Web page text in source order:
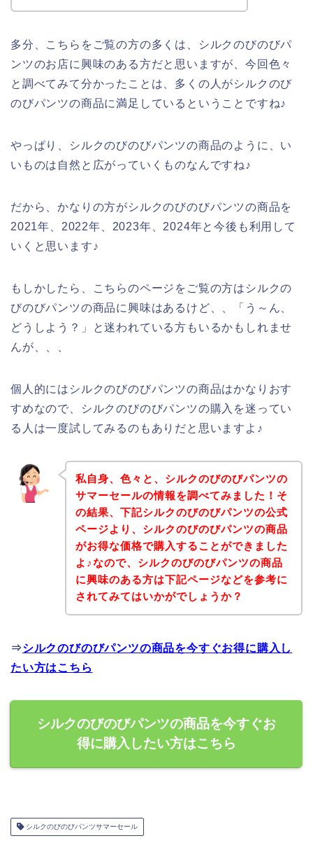
多分、こちらをご覧の方の多くは、シルクのびのびパ
ンツのお店に興味のある方だと思いますが、今回色々
と調べてみて分かったことは、多くの人がシルクのび
のびパンツの商品に満足しているということですね♪
やっぱり、シルクのびのびパンツの商品のように、い
いものは自然と広がっていくものなんですね♪
だから、かなりの方がシルクのびのびパンツの商品を
2021年、2022年、2023年、2024年と今後も利用して
いくと思います♪
もしかしたら、こちらのページをご覧の方はシルクの
びのびパンツの商品に興味はあるけど、、「う～ん、
どうしよう？」と迷われている方もいるかもしれませ
んが、、、
個人的にはシルクのびのびパンツの商品はかなりおす
すめなので、シルクのびのびパンツの購入を迷ってい
る人は一度試してみるのもありだと思いますよ♪
私自身、色々と、シルクのびのびパンツの
サマーセールの情報を調べてみました！そ
の結果、下記シルクのびのびパンツの公式
ページより、シルクのびのびパンツの商品
がお得な価格で購入することができました
よ♪なので、シルクのびのびパンツの商品
に興味のある方は下記ページなどを参考に
されてみてはいかがでしょうか？
⇒シルクのびのびパンツの商品を今すぐお得に購入し
たい方はこちら
シルクのびのびパンツの商品を今すぐお
得に購入したい方はこちら
シルクのびのびパンツサマーセール